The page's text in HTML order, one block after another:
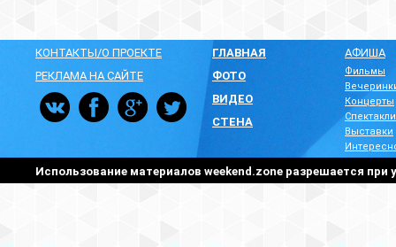
КОНТАКТЫ/О ПРОЕКТЕ
РЕКЛАМА НА САЙТЕ
ГЛАВНАЯ
ФОТО
ВИДЕО
СТЕНА
АФИША
Фильмы
Концерты
Спектакли
Выставки
Использование материалов weekend.zone разрешается